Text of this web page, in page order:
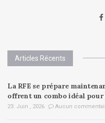
Articles Récents
La RFE se prépare
offrent un combo idéal pour
23. Juin , 2026 Aucun